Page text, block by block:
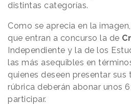
distintas categorías.
Como se aprecia en la
que entran a concurso la de
Independiente y la de los
las más asequibles en
quienes deseen presentar sus
rúbrica deberán abonar unos
participar.